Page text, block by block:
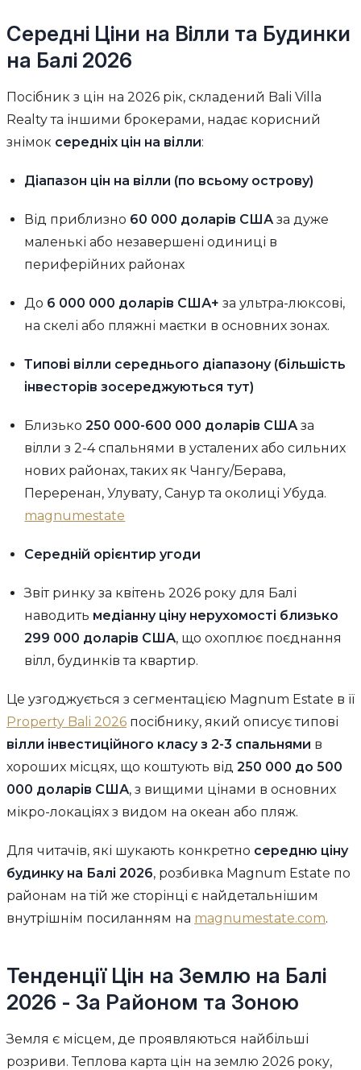
Середні Ціни на Вілли та Будинки
на Балі 2026
Посібник з цін на 2026 рік, складений Bali Villa
Realty та іншими брокерами, надає корисний
знімок середніх цін на вілли:
Діапазон цін на вілли (по всьому острову)
Від приблизно 60 000 доларів США за дуже
маленькі або незавершені одиниці в
периферійних районах
До 6 000 000 доларів США+ за ультра-люксові,
на скелі або пляжні маєтки в основних зонах.
Типові вілли середнього діапазону (більшість
інвесторів зосереджуються тут)
Близько250 000-600 000 доларів США за
вілли з 2-4 спальнями в усталених або сильних
нових районах, таких як Чангу/Берава,
Переренан, Улувату, Санур та околиці Убуда.
magnumestate
Середній орієнтир угоди
Звіт ринку за квітень 2026 року для Балі
наводить медіанну ціну нерухомості близько
299 000 доларів США, що охоплює поєднання
вілл, будинків та квартир.
Це узгоджується з сегментацією Magnum Estate в її
Property Bali 2026 посібнику, який описує типові
вілли інвестиційного класу з 2-3 спальнями в
хороших місцях, що коштують від 250 000 до 500
000 доларів США, з вищими цінами в основних
мікро-локаціях з видом на океан або пляж.
Для читачів, які шукають конкретно середню ціну
будинку на Балі 2026, розбивка Magnum Estate по
районам на тій же сторінці є найдетальнішим
внутрішнім посиланням на magnumestate.com.
Тенденції Цін на Землю на Балі
2026 - За Районом та Зоною
Земля є місцем, де проявляються найбільші
розриви. Теплова карта цін на землю 2026 року,